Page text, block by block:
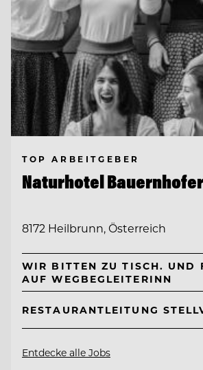
TOP ARBEITGEBER
Naturhotel Bauernhofer
8172 Heilbrunn, Österreich
WIR BITTEN ZU TISCH. UND
AUF WEGBEGLEITERINN
RESTAURANTLEITUNG
Entdecke alle Jobs